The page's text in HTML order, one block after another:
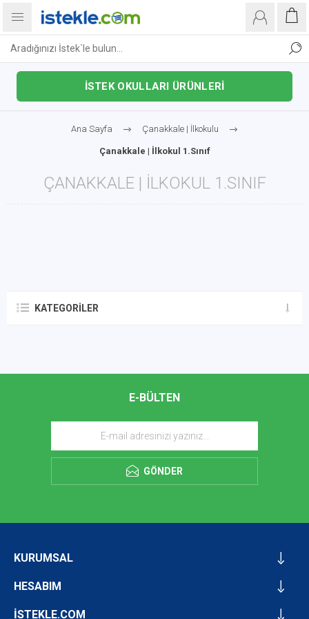
İSTEK OKULLARI ÜRÜNLERİ
Ana Sayfa Çanakkale | İlkokulu
Çanakkale | İlkokul 1.Sınıf
ÇANAKKALE | İLKOKUL 1.SINIF
KATEGORILER
E-BÜLTEN
GÖNDER
KURUMSAL
HESABIM
İSTEKLE.COM